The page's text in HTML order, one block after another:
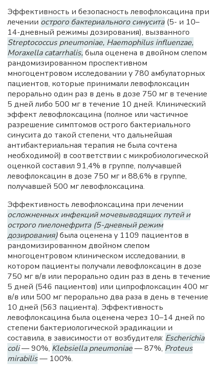
Эффективность и безопасность левофлоксацина при
лечении острого бактериального синусита (5- и 10–
14-дневный режимы дозирования), вызванного
Streptococcus pneumoniae, Haemophilus influenzae,
Moraxella catarrhalis, была оценена в двойном слепом
рандомизированном проспективном
многоцентровом исследовании у 780 амбулаторных
пациентов, которые принимали левофлоксацин
перорально один раз в день в дозе 750 мг в течение
5 дней либо 500 мг в течение 10 дней. Клинический
эффект левофлоксацина (полное или частичное
разрешение симптомов острого бактериального
синусита до такой степени, что дальнейшая
антибактериальная терапия не была сочтена
необходимой) в соответствии с микробиологической
оценкой составил 91,4% в группе, получавшей
левофлоксацин в дозе 750 мг и 88,6% в группе,
получавшей 500 мг левофлоксацина.
Эффективность левофлоксацина при лечении
осложненных инфекций мочевыводящих путей и
острого пиелонефрита (5-дневный режим
дозирования)была оценена у 1109 пациентов в
рандомизированном двойном слепом
многоцентровом клиническом исследовании, в
котором пациенты получали левофлоксацин в дозе
750 мг в/в или перорально один раз в день в течение
5 дней (546 пациентов) или ципрофлоксацин 400 мг
в/в или 500 мг перорально два раза в день в течение
10 дней (563 пациента). Эффективность
левофлоксацина была оценена через 10–14 дней по
степени бактериологической эрадикации и
составила, в зависимости от возбудителя: Escherichia
coli— 90%, Klebsiella pneumoniae— 87%, Proteus
mirabilis— 100%.